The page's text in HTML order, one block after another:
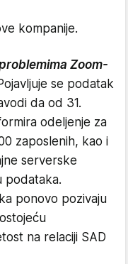
kompanije.
Zoom-
se podatak
da od 31.
odeljenje za
zaposlenih, kao i
serverske
podataka.
ponovo pozivaju
na relaciji SAD